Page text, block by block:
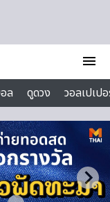
menu
ล ดูดวง
วอลเปเป